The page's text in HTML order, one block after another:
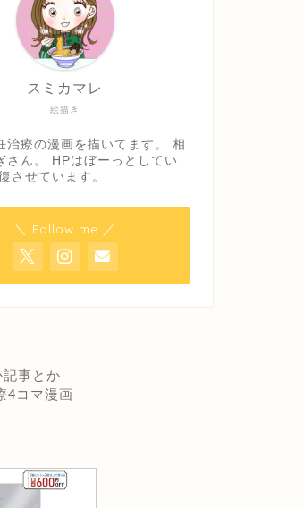
絵描き
スミカマレ
治療の漫画を描いてます。 相
さん。 HPはぼーっとしてい
させています。
＼ Follow me ／
事とか
4コマ漫画